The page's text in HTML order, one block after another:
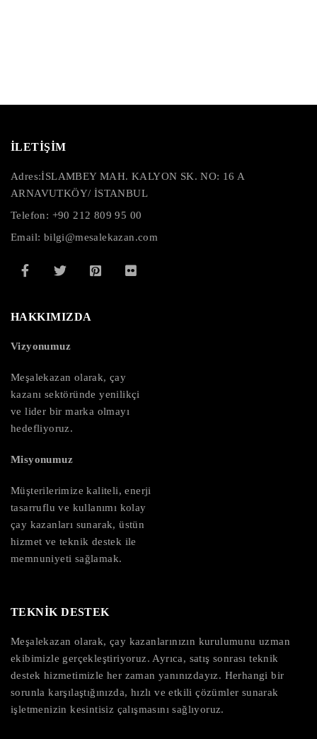
İLETİŞİM
Adres:İSLAMBEY MAH. KALYON SK. NO: 16 A
ARNAVUTKÖY/ İSTANBUL
Telefon: +90 212 809 95 00
Email: bilgi@mesalekazan.com
HAKKIMIZDA
Vizyonumuz
Meşalekazan olarak, çay
kazanı sektöründe yenilikçi
ve lider bir marka olmayı
hedefliyoruz.
Misyonumuz
Müşterilerimize kaliteli, enerji
tasarruflu ve kullanımı kolay
çay kazanları sunarak, üstün
hizmet ve teknik destek ile
memnuniyeti sağlamak.
TEKNİK DESTEK
Meşalekazan olarak, çay kazanlarınızın kurulumunu uzman
ekibimizle gerçekleştiriyoruz. Ayrıca, satış sonrası teknik
destek hizmetimizle her zaman yanınızdayız. Herhangi bir
sorunla karşılaştığınızda, hızlı ve etkili çözümler sunarak
işletmenizin kesintisiz çalışmasını sağlıyoruz.